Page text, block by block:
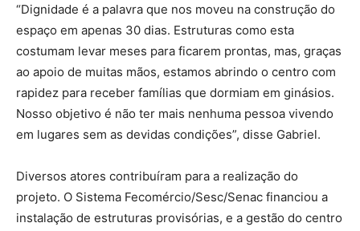
“Dignidade é a palavra que nos moveu na construção do
espaço em apenas 30 dias. Estruturas como esta
costumam levar meses para ficarem prontas, mas, graças
ao apoio de muitas mãos, estamos abrindo o centro com
rapidez para receber famílias que dormiam em ginásios.
Nosso objetivo é não ter mais nenhuma pessoa vivendo
em lugares sem as devidas condições”, disse Gabriel.
Diversos atores contribuíram para a realização do
projeto. O Sistema Fecomércio/Sesc/Senac financiou a
instalação de estruturas provisórias, e a gestão do centro